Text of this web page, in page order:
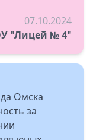
07.10.2024
"Лицей № 4"
Омска
за